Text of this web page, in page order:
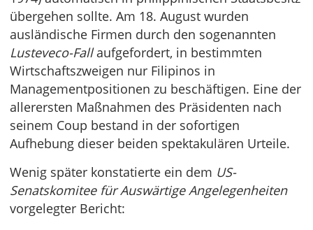
übergehen sollte. Am 18. August wurden
ausländische Firmen durch den sogenannten
Lusteveco-Fallaufgefordert, in bestimmten
Wirtschaftszweigen nur Filipinos in
Managementpositionen zu beschäftigen. Eine der
allerersten Maßnahmen des Präsidenten nach
seinem Coup bestand in der sofortigen
Aufhebung dieser beiden spektakulären Urteile.
Wenig später konstatierte ein dem US-
Senatskomitee für Auswärtige Angelegenheiten
vorgelegter Bericht: